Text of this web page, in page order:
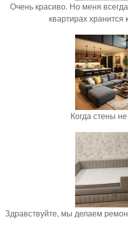
Очень красиво. Но меня всегда
квартирах хранится
Когда стены
Здравствуйте, мы делаем